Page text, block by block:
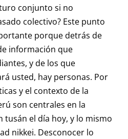
conjunto si no
colectivo? Este punto
porque detrás de
información que
y de los que
usted, hay personas. Por
y el contexto de la
son centrales en la
tusán el día hoy, y lo mismo
nikkei. Desconocer lo